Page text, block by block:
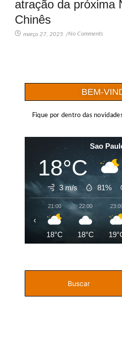
atração da próxima
Chinês
março 27, 2025 /No Comments
BEM-
Fique por dentro das
Sao
18°C
3 m/s 81%
21:00
18°C
22:00
18°C
‹